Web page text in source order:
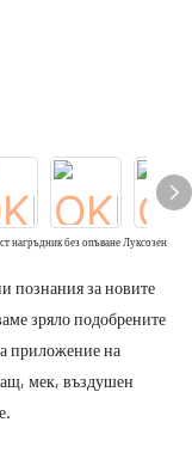
нагръдник без опъване Луксозен
познания за новите
зряло подобрените
приложение на
мек, въздушен